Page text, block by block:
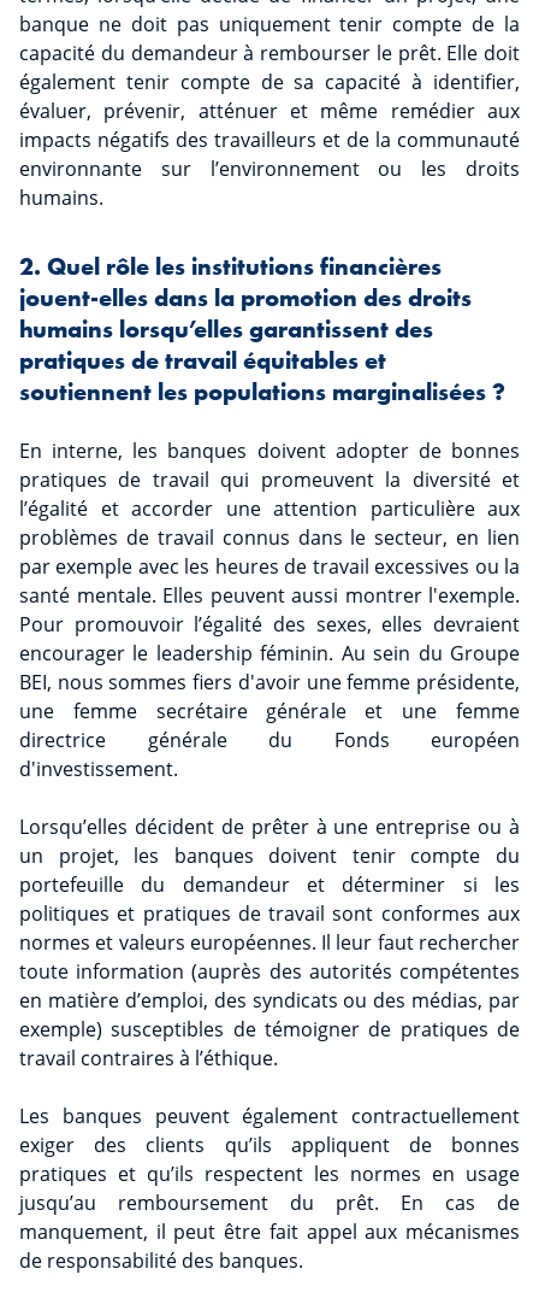
banque ne doit pas uniquement tenir compte de la
capacité du demandeur à rembourser le prêt. Elle doit
également tenir compte de sa capacité à identifier,
évaluer, prévenir, atténuer et même remédier aux
impacts négatifs des travailleurs et de la communauté
environnante sur l’environnement ou les droits
humains.
2. Quel rôle les institutions financières
jouent-elles dans la promotion des droits
humains lorsqu’elles garantissent des
pratiques de travail équitables et
soutiennent les populations marginalisées ?
En interne, les banques doivent adopter de bonnes
pratiques de travail qui promeuvent la diversité et
l’égalité et accorder une attention particulière aux
problèmes de travail connus dans le secteur, en lien
par exemple avec les heures de travail excessives ou la
santé mentale. Elles peuvent aussi montrer l'exemple.
Pour promouvoir l’égalité des sexes, elles devraient
encourager le leadership féminin. Au sein du Groupe
BEI, nous sommes fiers d'avoir une femme présidente,
une femme secrétaire générale et une femme
directrice générale du Fonds européen
d'investissement.
Lorsqu’elles décident de prêter à une entreprise ou à
un projet, les banques doivent tenir compte du
portefeuille du demandeur et déterminer si les
politiques et pratiques de travail sont conformes aux
normes et valeurs européennes. Il leur faut rechercher
toute information (auprès des autorités compétentes
en matière d’emploi, des syndicats ou des médias, par
exemple) susceptibles de témoigner de pratiques de
travail contraires à l’éthique.
Les banques peuvent également contractuellement
exiger des clients qu’ils appliquent de bonnes
pratiques et qu’ils respectent les normes en usage
jusqu’au remboursement du prêt. En cas de
manquement, il peut être fait appel aux mécanismes
de responsabilité des banques.